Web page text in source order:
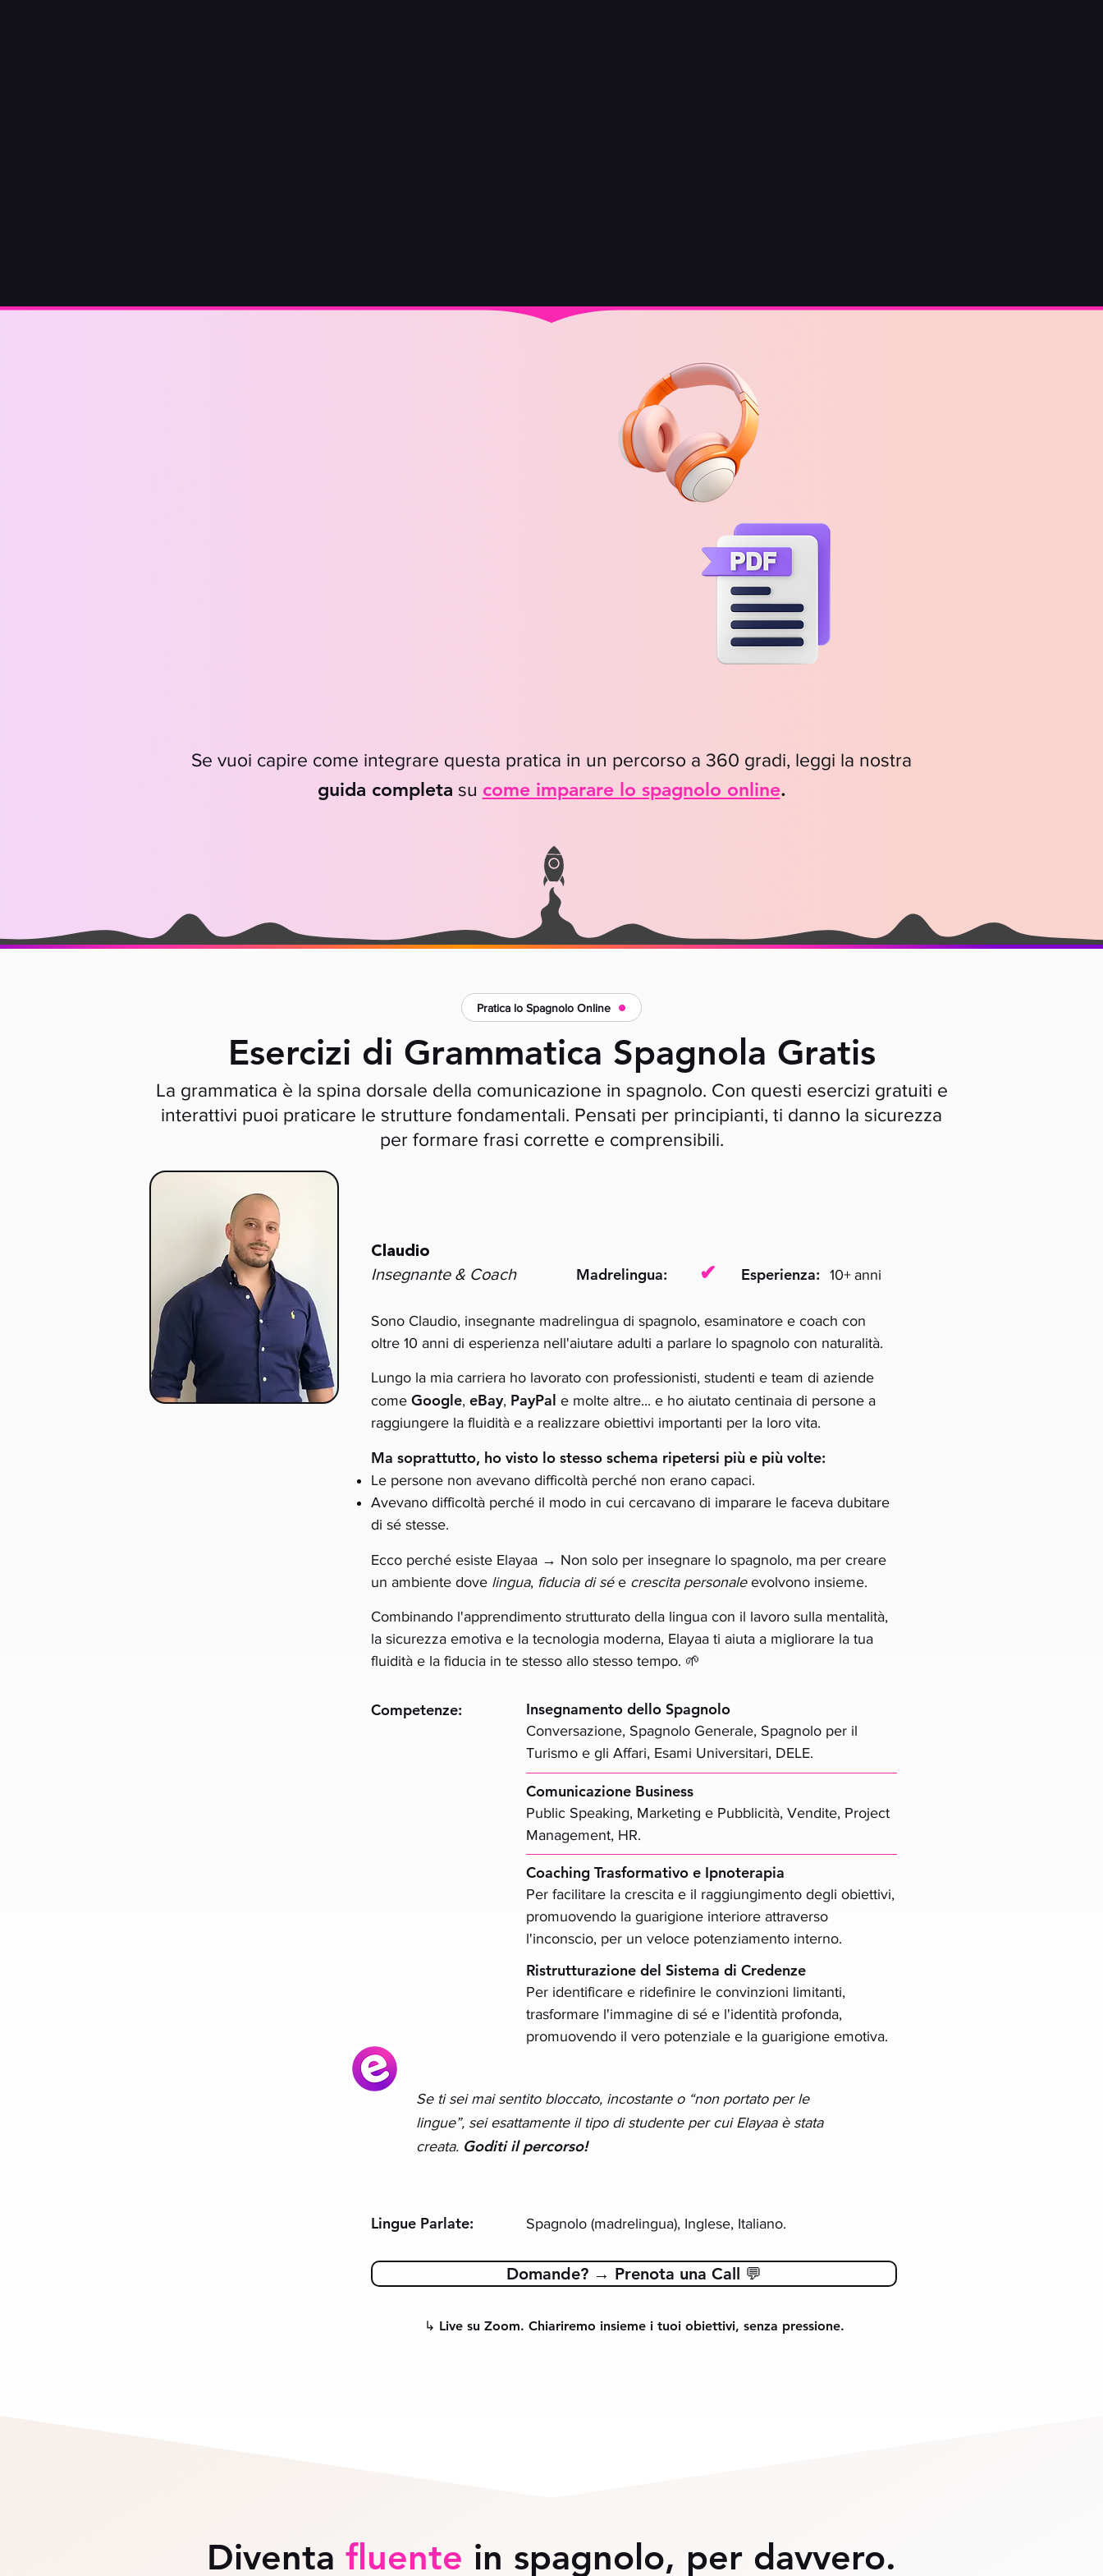
Se vuoi capire come integrare questa pratica in un percorso a 360 gradi, leggi la nostra
guida completa su come imparare lo spagnolo online.
Pratica lo Spagnolo Online
Esercizi di Grammatica Spagnola Gratis
La grammatica è la spina dorsale della comunicazione in spagnolo. Con questi esercizi gratuiti e
interattivi puoi praticare le strutture fondamentali. Pensati per principianti, ti danno la sicurezza
per formare frasi corrette e comprensibili.
Claudio
Insegnante & Coach Madrelingua: ✔ Esperienza: 10+ anni
Sono Claudio, insegnante madrelingua di spagnolo, esaminatore e coach con
oltre 10 anni di esperienza nell'aiutare adulti a parlare lo spagnolo con naturalità.
Lungo la mia carriera ho lavorato con professionisti, studenti e team di aziende
come Google, eBay, PayPal e molte altre... e ho aiutato centinaia di persone a
raggiungere la fluidità e a realizzare obiettivi importanti per la loro vita.
Ma soprattutto, ho visto lo stesso schema ripetersi più e più volte:
Le persone non avevano difficoltà perché non erano capaci.
Avevano difficoltà perché il modo in cui cercavano di imparare le faceva dubitare
di sé stesse​.
Ecco perché esiste Elayaa → Non solo per insegnare lo spagnolo, ma per creare
un ambiente dove lingua, fiducia di sée crescita personaleevolvono insieme.
Combinando l'apprendimento strutturato della lingua con il lavoro sulla mentalità,
la sicurezza emotiva e la tecnologia moderna, Elayaa ti aiuta a migliorare la tua
fluidità e la fiducia in te stesso allo stesso tempo. 🌱
Competenze: Insegnamento dello Spagnolo
Conversazione, Spagnolo Generale, Spagnolo per il
Turismo e gli Affari, Esami Universitari, DELE.
Comunicazione Business
Public Speaking, Marketing e Pubblicità, Vendite, Project
Management, HR.
Coaching Trasformativo e Ipnoterapia
Per facilitare la crescita e il raggiungimento degli obiettivi,
promuovendo la guarigione interiore attraverso
l'inconscio, per un veloce potenziamento interno.
Ristrutturazione del Sistema di Credenze
Per identificare e ridefinire le convinzioni limitanti,
trasformare l'immagine di sé e l'identità profonda,
promuovendo il vero potenziale e la guarigione emotiva.
Se ti sei mai sentito bloccato, incostante o “non portato per le
lingue”, sei esattamente il tipo di studente per cui Elayaa è stata
creata. Goditi il percorso!
Lingue Parlate: Spagnolo (madrelingua), Inglese, Italiano.
Domande? → Prenota una Call 💬
↳ Live su Zoom. Chiariremo insieme i tuoi obiettivi, senza pressione.
Diventa fluente in spagnolo, per davvero.